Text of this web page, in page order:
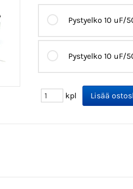
Pystyelko 10 uF/
Pystyelko 10 uF/
kpl